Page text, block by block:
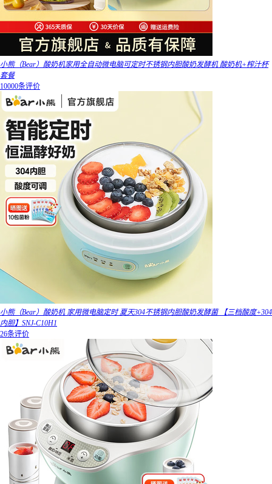
小熊（Bear）酸奶机家用全自动微电脑可定时不锈钢内胆酸奶发酵机 酸奶机+榨汁杯
套餐
10000条评价
小熊（Bear）酸奶机 家用微电脑定时 夏天304不锈钢内胆酸奶发酵菌 【三档酸度+304
内胆】SNJ-C10H1
26条评价